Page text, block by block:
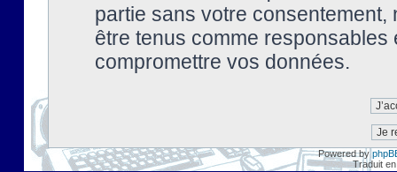
partie sans votre
être tenus comme
compromettre vos données.
Powered by
Traduit